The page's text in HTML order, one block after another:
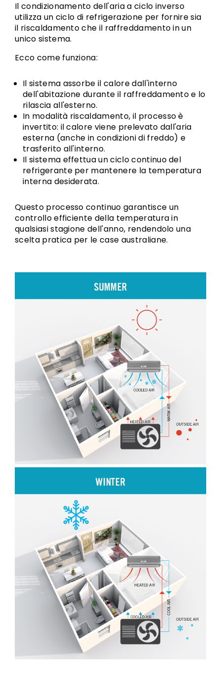
Il condizionamento dell'aria a ciclo inverso
utilizza un ciclo di refrigerazione per fornire sia
il riscaldamento che il raffreddamento in un
unico sistema.
Ecco come funziona:
Il sistema assorbe il calore dall'interno
dell'abitazione durante il raffreddamento e lo
rilascia all'esterno.
In modalità riscaldamento, il processo è
invertito: il calore viene prelevato dall'aria
esterna (anche in condizioni di freddo) e
trasferito all'interno.
Il sistema effettua un ciclo continuo del
refrigerante per mantenere la temperatura
interna desiderata.
Questo processo continuo garantisce un
controllo efficiente della temperatura in
qualsiasi stagione dell'anno, rendendolo una
scelta pratica per le case australiane.